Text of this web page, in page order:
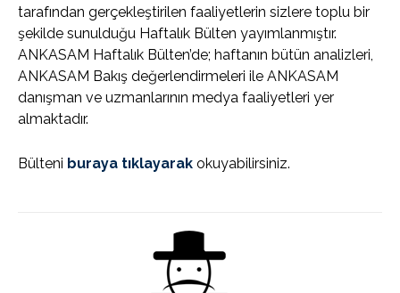
tarafından gerçekleştirilen faaliyetlerin sizlere toplu bir
şekilde sunulduğu Haftalık Bülten yayımlanmıştır.
ANKASAM Haftalık Bülten’de; haftanın bütün analizleri,
ANKASAM Bakış değerlendirmeleri ile ANKASAM
danışman ve uzmanlarının medya faaliyetleri yer
almaktadır.
Bülteni buraya tıklayarak okuyabilirsiniz.